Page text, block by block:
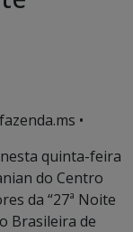
•
quinta-feira
do Centro
da “27ª Noite
Brasileira de